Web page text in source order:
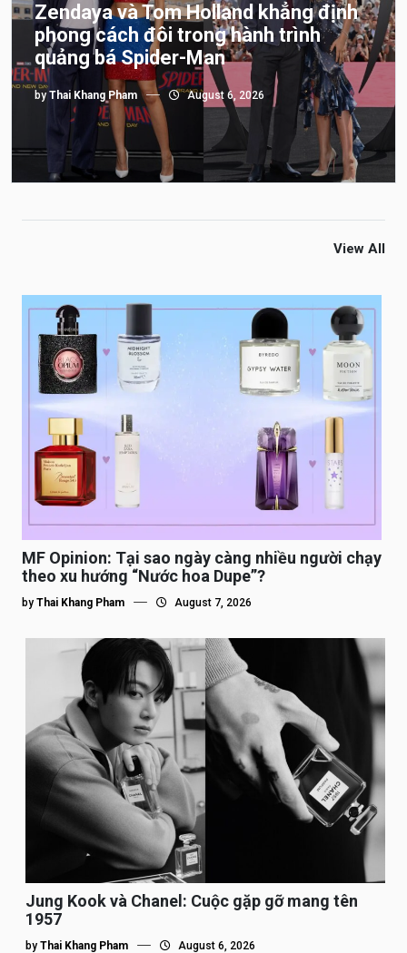
Zendaya và Tom Holland khẳng định
phong cách đôi trong hành trình
quảng bá Spider-Man
by Thai Khang Pham August 6, 2026
View All
MF Opinion: Tại sao ngày càng nhiều người chạy
theo xu hướng “Nước hoa Dupe”?
by Thai Khang Pham August 7, 2026
Jung Kook và Chanel: Cuộc gặp gỡ mang tên
1957
by Thai Khang Pham August 6, 2026